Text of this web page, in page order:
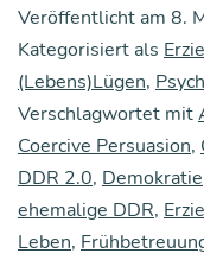
Veröffentlicht am 8.
Kategorisiert als
(Lebens)Lügen,
Verschlagwortet mit
Coercive Persuasion,
DDR 2.0, Demokratie
ehemalige DDR,
Leben,